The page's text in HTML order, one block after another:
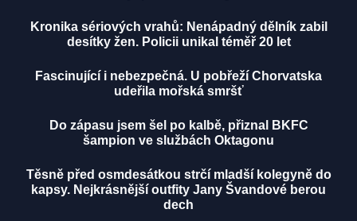
Kronika sériových vrahů: Nenápadný dělník zabil
desítky žen. Policii unikal téměř 20 let
Fascinující i nebezpečná. U pobřeží Chorvatska
udeřila mořská smršť
Do zápasu jsem šel po kalbě, přiznal BKFC
šampion ve službách Oktagonu
Těsně před osmdesátkou strčí mladší kolegyně do
kapsy. Nejkrásnější outfity Jany Švandové berou
dech